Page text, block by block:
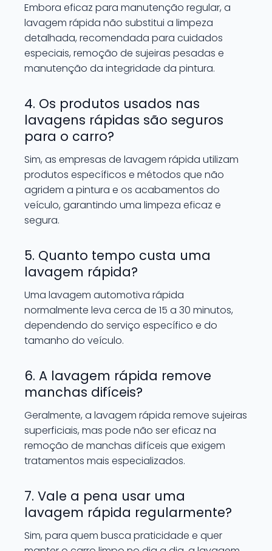
Embora eficaz para manutenção regular, a
lavagem rápida não substitui a limpeza
detalhada, recomendada para cuidados
especiais, remoção de sujeiras pesadas e
manutenção da integridade da pintura.
4. Os produtos usados nas
lavagens rápidas são seguros
para o carro?
Sim, as empresas de lavagem rápida utilizam
produtos específicos e métodos que não
agridem a pintura e os acabamentos do
veículo, garantindo uma limpeza eficaz e
segura.
5. Quanto tempo custa uma
lavagem rápida?
Uma lavagem automotiva rápida
normalmente leva cerca de 15 a 30 minutos,
dependendo do serviço específico e do
tamanho do veículo.
6. A lavagem rápida remove
manchas difíceis?
Geralmente, a lavagem rápida remove sujeiras
superficiais, mas pode não ser eficaz na
remoção de manchas difíceis que exigem
tratamentos mais especializados.
7. Vale a pena usar uma
lavagem rápida regularmente?
Sim, para quem busca praticidade e quer